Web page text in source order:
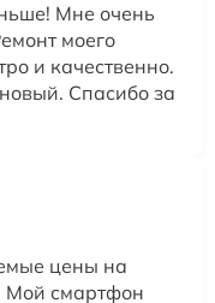
Мне очень
моего
и качественно.
Спасибо за
цены на
Мой смартфон